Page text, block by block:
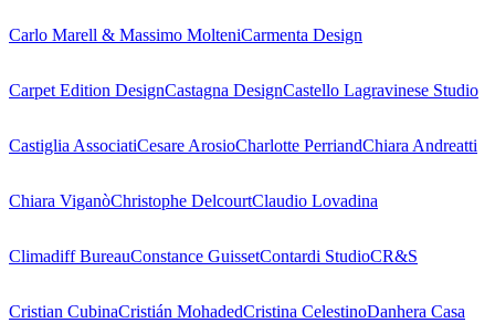
Carlo Marell & Massimo MolteniCarmenta Design
Carpet Edition DesignCastagna DesignCastello Lagravinese Studio
Castiglia AssociatiCesare ArosioCharlotte PerriandChiara Andreatti
Chiara ViganòChristophe DelcourtClaudio Lovadina
Climadiff BureauConstance GuissetContardi StudioCR&S
Cristian CubinaCristián MohadedCristina CelestinoDanhera Casa